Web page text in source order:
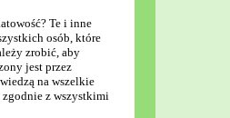
Te i inne
osób, które
zrobić, aby
jest przez
na wszelkie
z wszystkimi